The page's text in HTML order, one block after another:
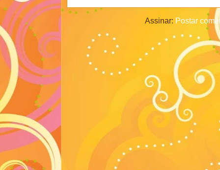
Assinar: Postar